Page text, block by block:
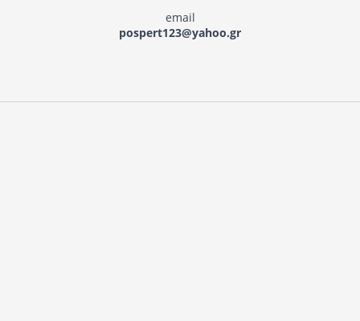
email
pospert123@yahoo.gr